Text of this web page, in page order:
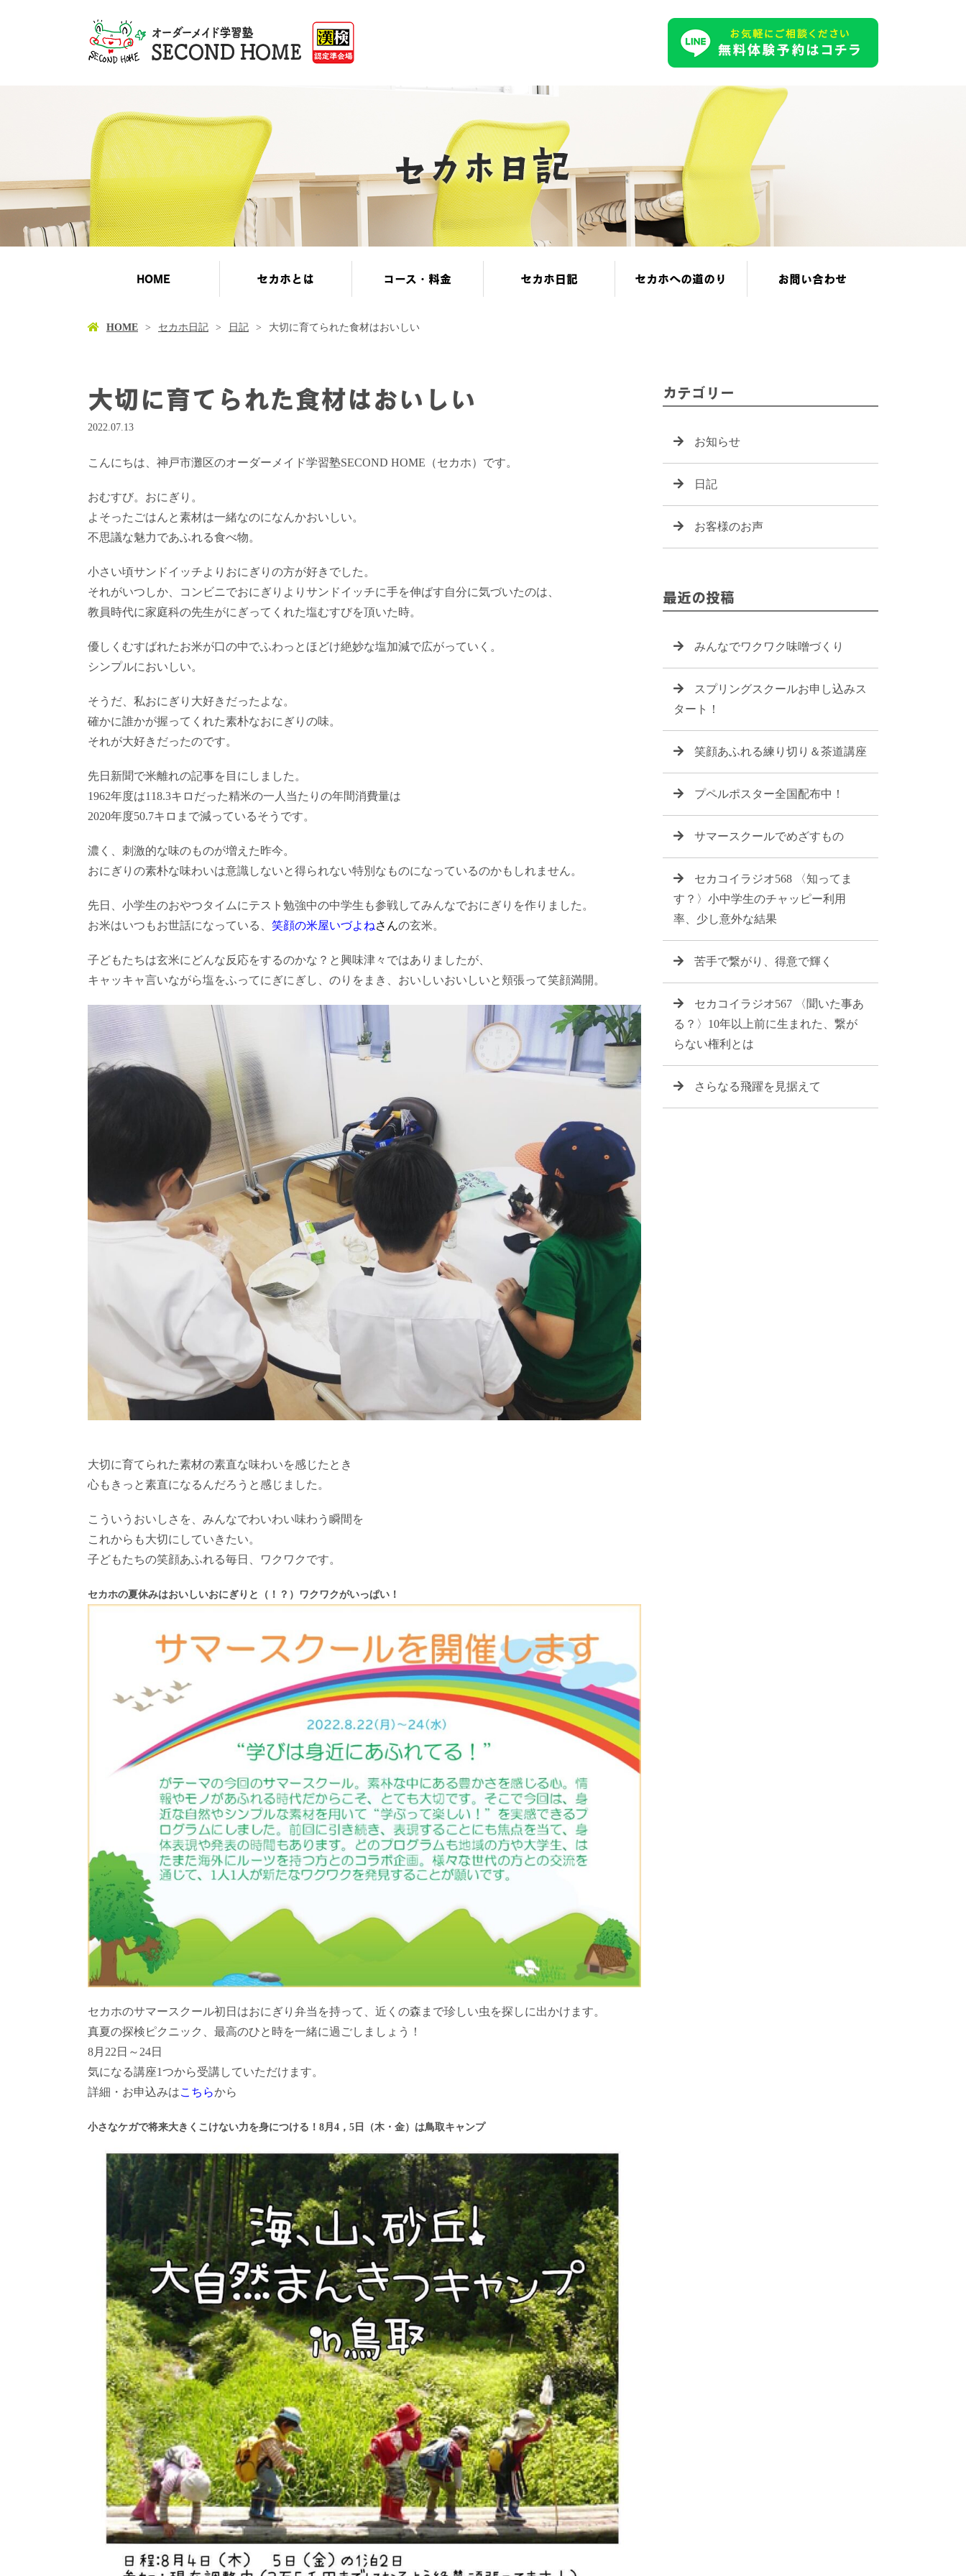
HOME セカホとは コース・料金 セカホ日記 セカホへの道のり お問い合わせ
HOME セカホ日記 日記 大切に育てられた食材はおいしい
大切に育てられた食材はおいしい
2022.07.13
こんにちは、神戸市灘区のオーダーメイド学習塾SECOND HOME（セカホ）です。
おむすび。おにぎり。
よそったごはんと素材は一緒なのになんかおいしい。
不思議な魅力であふれる食べ物。
小さい頃サンドイッチよりおにぎりの方が好きでした。
それがいつしか、コンビニでおにぎりよりサンドイッチに手を伸ばす自分に気づいたのは、
教員時代に家庭科の先生がにぎってくれた塩むすびを頂いた時。
優しくむすばれたお米が口の中でふわっとほどけ絶妙な塩加減で広がっていく。
シンプルにおいしい。
そうだ、私おにぎり大好きだったよな。
確かに誰かが握ってくれた素朴なおにぎりの味。
それが大好きだったのです。
先日新聞で米離れの記事を目にしました。
1962年度は118.3キロだった精米の一人当たりの年間消費量は
2020年度50.7キロまで減っているそうです。
濃く、刺激的な味のものが増えた昨今。
おにぎりの素朴な味わいは意識しないと得られない特別なものになっているのかもしれません。
先日、小学生のおやつタイムにテスト勉強中の中学生も参戦してみんなでおにぎりを作りました。
お米はいつもお世話になっている、 笑顔の米屋いづよねさんの玄米。
子どもたちは玄米にどんな反応をするのかな？と興味津々ではありましたが、
キャッキャ言いながら塩をふってにぎにぎし、のりをまき、おいしいおいしいと頬張って笑顔満開。
大切に育てられた素材の素直な味わいを感じたとき
心もきっと素直になるんだろうと感じました。
こういうおいしさを、みんなでわいわい味わう瞬間を
これからも大切にしていきたい。
子どもたちの笑顔あふれる毎日、ワクワクです。
セカホの夏休みはおいしいおにぎりと（！？）ワクワクがいっぱい！
セカホのサマースクール初日はおにぎり弁当を持って、近くの森まで珍しい虫を探しに出かけます。
真夏の探検ピクニック、最高のひと時を一緒に過ごしましょう！
8月22日～24日
気になる講座1つから受講していただけます。
詳細・お申込みはこちらから
小さなケガで将来大きくこけない力を身につける！ 8月4，5日（木・金）は鳥取キャンプ
カテゴリー
お知らせ
日記
お客様のお声
最近の投稿
みんなでワクワク味噌づくり
スプリングスクールお申し込みス
タート！
笑顔あふれる練り切り＆茶道講座
プペルポスター全国配布中！
サマースクールでめざすもの
セカコイラジオ568 〈知ってま
す？〉小中学生のチャッピー利用
率、少し意外な結果
苦手で繋がり、得意で輝く
セカコイラジオ567 〈聞いた事あ
る？〉10年以上前に生まれた、繋が
らない権利とは
さらなる飛躍を見据えて